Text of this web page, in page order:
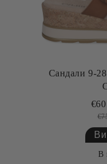
Сандали 9-
€60
В